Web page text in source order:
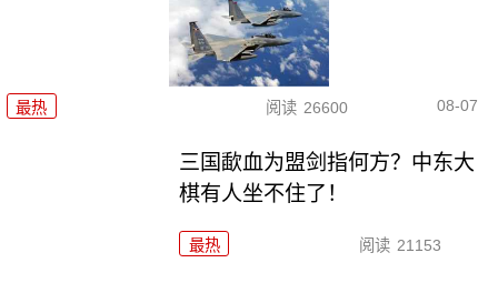
最热 阅读 26600 08-07
三国歃血为盟剑指何方？中东大
棋有人坐不住了！
最热 阅读 21153